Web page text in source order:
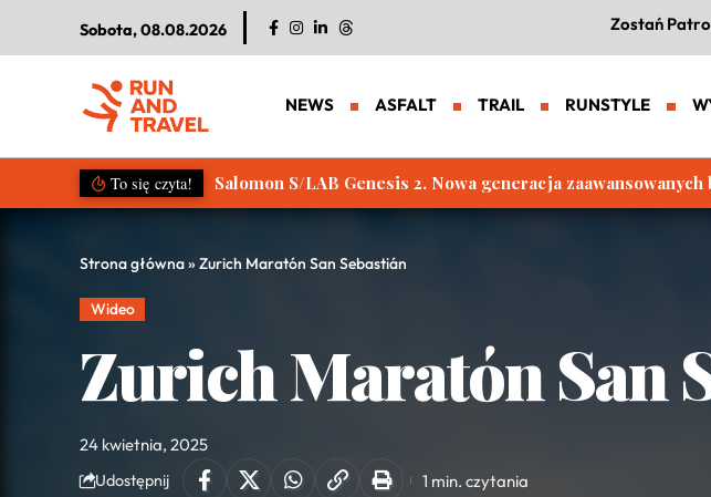
Sobota, 08.08.2026 Zostań
NEWS ASFALT TRAIL RUNSTYLE
To się czyta! Salomon S/LAB Genesis 2. Nowa generacja
Strona główna» Zurich Maratón San Sebastián
Wideo
Zurich Maratón San
24 kwietnia, 2025
Udostępnij 1 min. czytania